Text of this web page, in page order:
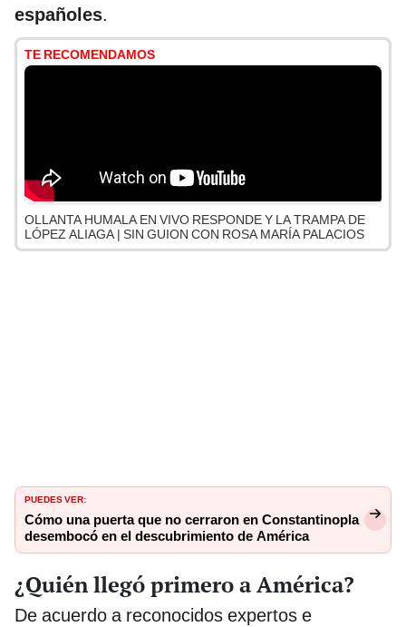
españoles.
TE RECOMENDAMOS
OLLANTA HUMALA EN VIVO RESPONDE Y LA TRAMPA DE
LÓPEZ ALIAGA | SIN GUION CON ROSA MARÍA PALACIOS
PUEDES VER:
Cómo una puerta que no cerraron en Constantinopla
desembocó en el descubrimiento de América
¿Quién llegó primero a América?
De acuerdo a reconocidos expertos e